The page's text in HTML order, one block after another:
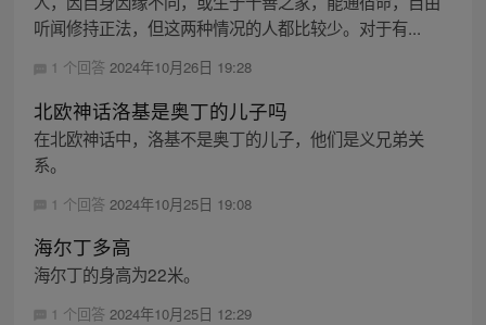
听闻修持正法，但这两种情况的人都比较少。对于有...
1 个回答 2024年10月26日 19:28
北欧神话洛基是奥丁的儿子吗
在北欧神话中，洛基不是奥丁的儿子，他们是义兄弟关
系。
1 个回答 2024年10月25日 19:08
海尔丁多高
海尔丁的身高为22米。
1 个回答 2024年10月25日 12:29